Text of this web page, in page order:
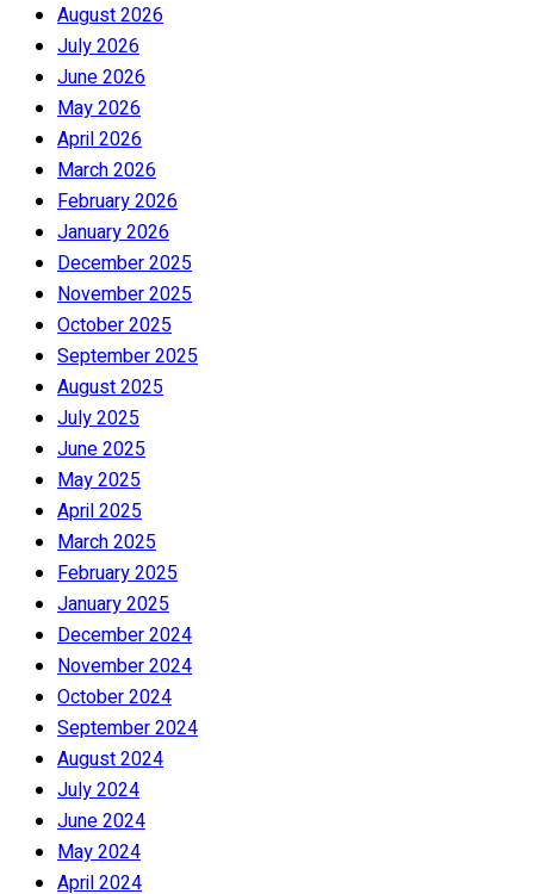
August 2026
July 2026
June 2026
May 2026
April 2026
March 2026
February 2026
January 2026
December 2025
November 2025
October 2025
September 2025
August 2025
July 2025
June 2025
May 2025
April 2025
March 2025
February 2025
January 2025
December 2024
November 2024
October 2024
September 2024
August 2024
July 2024
June 2024
May 2024
April 2024